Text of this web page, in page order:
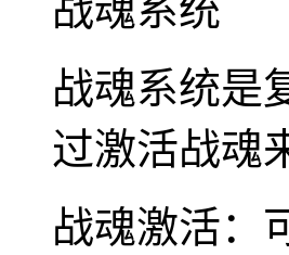
战魂系统
战魂系统是
过激活战魂
战魂激活：